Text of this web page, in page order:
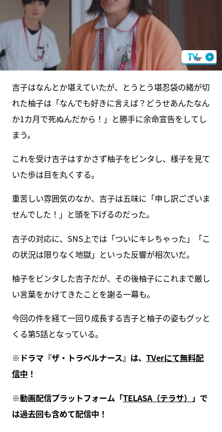
吉子はなんとか堪えていたが、とうとう堪忍袋の緒が切
れた柚子は「なんでも好きに言えば？どうせあんたなん
か1カ月で死ぬんだから！」と勝手に余命宣告をしてし
まう。
これを受け吉子はすかさず柚子をビンタし、様子を見て
いた歩は目を丸くする。
重苦しい雰囲気のなか、吉子は五味に「申し訳ございま
せんでした！」と頭を下げるのだった。
吉子の対応に、SNS上では「ついにキレちゃった」「こ
の状況は限りなく地獄」といった反響が相次いだ。
柚子をビンタした吉子だが、その後柚子にこれまで厳し
い言葉をかけてきたことを謝る一幕も。
今回の件を経て一回り成長する吉子と柚子の姿もグッと
くる第5話となっている。
※ドラマ『ザ・トラベルナース』は、 TVerにて無料配
信中 ！
※動画配信プラットフォーム「TELASA（テラサ） 」で
は過去回も含めて配信中！